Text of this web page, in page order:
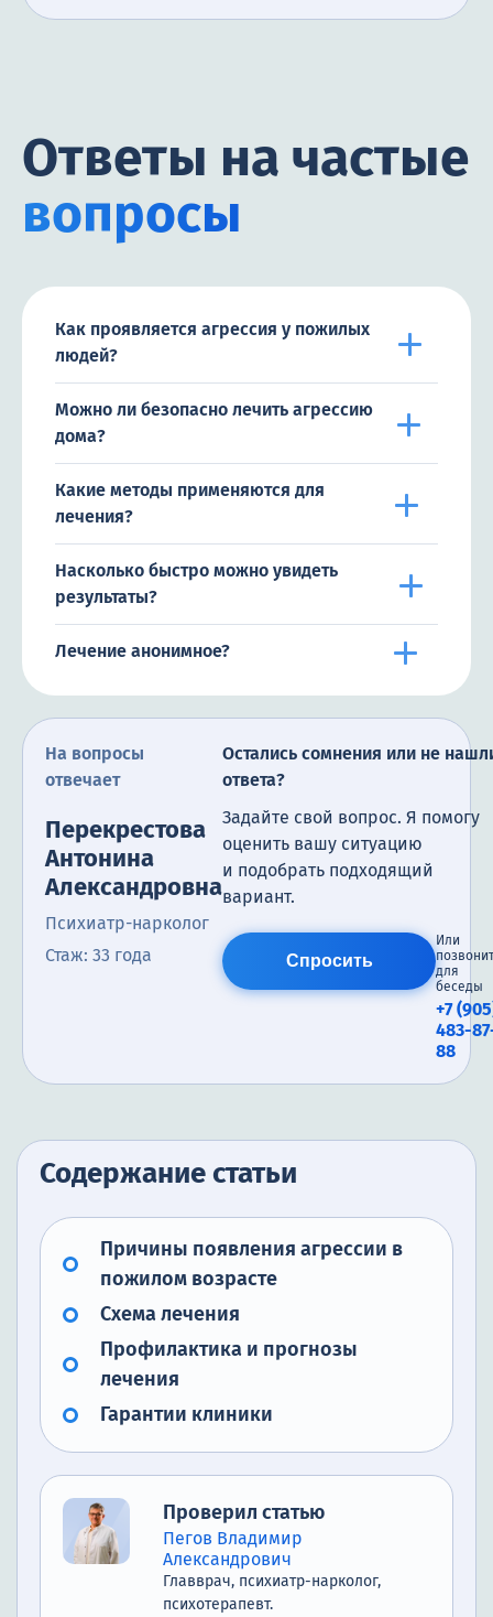
Ответы на частые
вопросы
Как проявляется агрессия у пожилых
людей?
Можно ли безопасно лечить агрессию
дома?
Какие методы применяются для
лечения?
Насколько быстро можно увидеть
результаты?
Лечение анонимное?
На вопросы
отвечает
Перекрестова
Антонина
Александровна
Психиатр-нарколог
Стаж: 33 года
Остались сомнения или не
ответа?
Задайте свой вопрос. Я помогу
оценить вашу ситуацию
и подобрать подходящий
вариант.
Спросить
Или
для
беседы
+7
483-
88
Содержание статьи
Причины появления агрессии в
пожилом возрасте
Схема лечения
Профилактика и прогнозы
лечения
Гарантии клиники
Проверил статью
Пегов Владимир
Александрович
Главврач, психиатр-нарколог,
психотерапевт.